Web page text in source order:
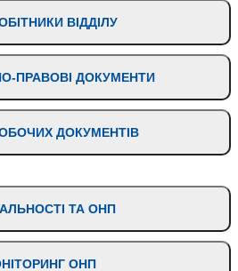
ВІДДІЛУ
ПРАВОВІ ДОКУМЕНТИ
ДОКУМЕНТІВ
ТА ОНП
ОНП